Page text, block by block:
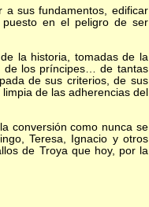
a sus fundamentos, edificar
en el peligro de ser
la historia, tomadas de la
de los príncipes… de tantas
de sus criterios, de sus
de las adherencias del
conversión como nunca se
Teresa, Ignacio y otros
de Troya que hoy, por la